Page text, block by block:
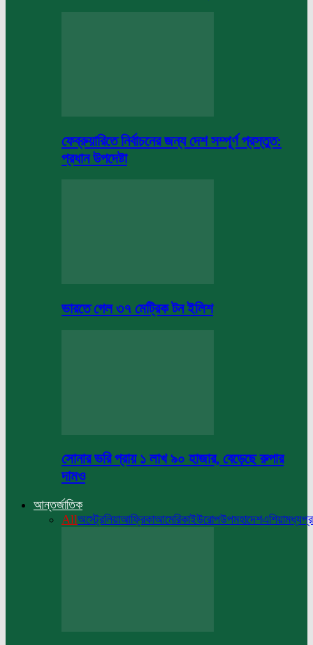
ফেব্রুয়ারিতে নির্বাচনের জন্য দেশ সম্পূর্ণ প্রস্তুত:
প্রধান উপদেষ্টা
ভারতে গেল ৩৭ মেট্রিক টন ইলিশ
সোনার ভরি প্রায় ১ লাখ ৯০ হাজার, বেড়েছে রুপার
দামও
আন্তর্জাতিক
Allঅস্ট্রেলিয়াআফ্রিকাআমেরিকাইউরোপউপমহাদেশএশিয়া